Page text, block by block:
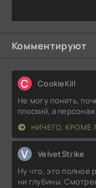
Комментируют
C CookieKill
Не могу понять,
плоский, а
НИЧЕГО, КРОМЕ
V VelvetStrike
Ну что, это полное
ни глубины.